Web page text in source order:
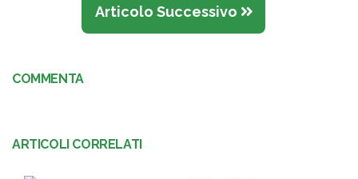
Articolo Successivo
COMMENTA
ARTICOLI CORRELATI